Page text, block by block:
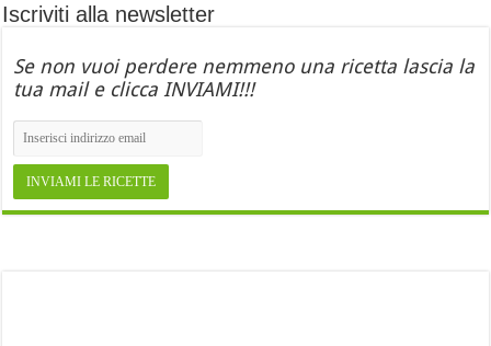
Iscriviti alla newsletter
Se non vuoi perdere nemmeno una ricetta lascia la
tua mail e clicca INVIAMI!!!